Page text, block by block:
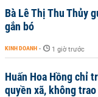
Bà Lê Thị Thu Thủy
gắn bó
KINH DOANH - 1 giờ trước
Huấn Hoa Hồng chỉ
quyền xã, không